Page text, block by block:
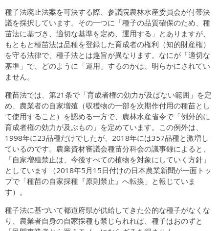
種子法廃止法案を可決する際、参議院農林水産委員会が付帯決
議を採択しています。その一つに「種子の品質確保のため、種
苗法に基づき、適切な基準を定め、運用する」とありますが、
もともと種苗法は品種を登録した育成者の権利（知的財産権）
を守る法律で、種子法とは趣旨が異なります。なにが「適切な
基準」で、どのように「運用」するのかは、明らかにされてい
ません。
種苗法では、第21条で「育成者権の効力が及ばない範囲」を定
め、農業者の自家増殖（収穫物の一部を次期作付用の種苗とし
て使用すること）を認める一方で、農林水産省令で「例外的に
育成者権の効力が及ぶもの」を定めています。この例外は、
1998年に23品種だけでしたが、2018年には357品種と激増し
ているのです。農業資材審議会種苗分科会の議事録によると、
「自家増殖禁止は、今後すべての植物を対象にしていく方針」
としています（2018年5月15日付けの日本農業新聞が一面トッ
プで「種苗の自家採種『原則禁止』へ転換」と報じていま
す）。
種子法に基づいて都道府県が供給してきた公的な種子がなくな
り、農業者自身の自家採種も禁じられれば、種子はおのずと